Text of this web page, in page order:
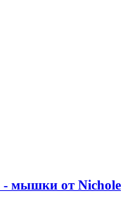
- мышки от Nichole